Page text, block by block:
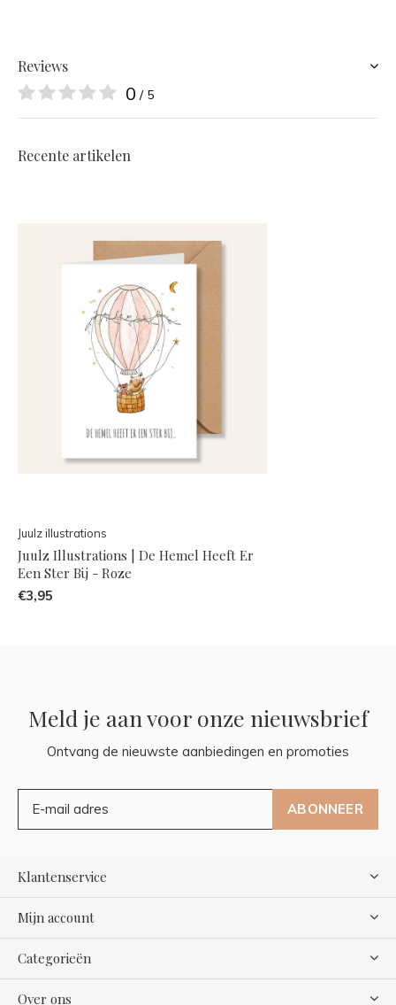
Reviews
0 / 5
Recente artikelen
Juulz illustrations
Juulz Illustrations | De Hemel Heeft Er
Een Ster Bij - Roze
€3,95
Meld je aan voor onze nieuwsbrief
Ontvang de nieuwste aanbiedingen en promoties
ABONNEER
Klantenservice
Mijn account
Categorieën
Over ons